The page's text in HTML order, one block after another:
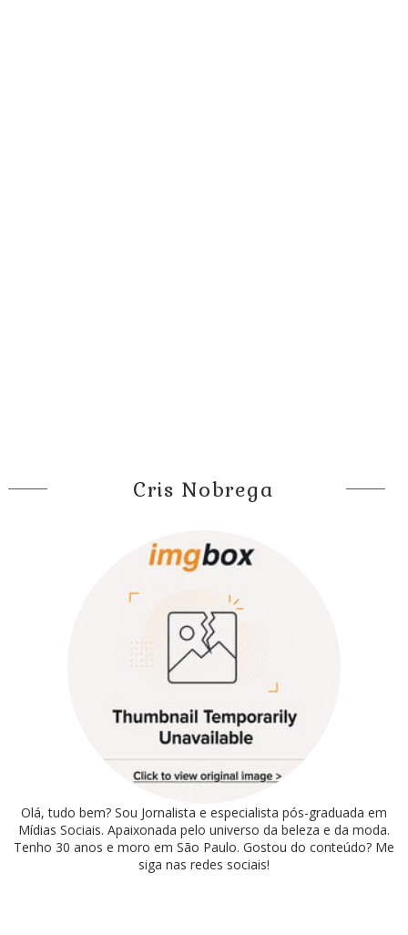
Cris Nobrega
Olá, tudo bem? Sou Jornalista e especialista pós-graduada em
Mídias Sociais. Apaixonada pelo universo da beleza e da moda.
Tenho 30 anos e moro em São Paulo. Gostou do conteúdo? Me
siga nas redes sociais!